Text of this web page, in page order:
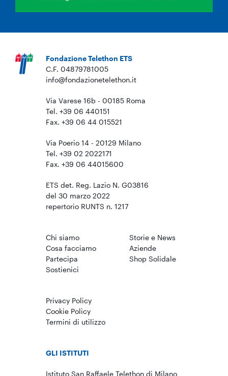
Fondazione Telethon ETS
C.F. 04879781005
info@fondazionetelethon.it
Via Varese 16b - 00185 Roma
Tel. +39 06 440151
Fax. +39 06 44 015521
Via Poerio 14 - 20129 Milano
Tel. +39 02 2022171
Fax. +39 06 44015600
ETS det. Reg. Lazio N. G03816
del 30 marzo 2022
repertorio RUNTS n. 1217
Chi siamo
Cosa facciamo
Partecipa
Sostienici
Storie e News
Aziende
Shop Solidale
Privacy Policy
Cookie Policy
Termini di utilizzo
GLI ISTITUTI
Istituto San Raffaele Telethon di Milano